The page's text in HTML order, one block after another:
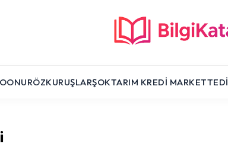
ONURÖZKURUŞLARŞOKTARIM KREDI MARKETTEDI